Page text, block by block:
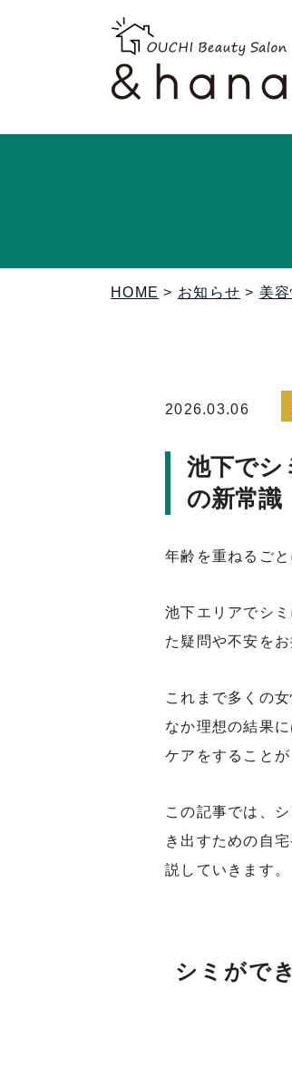
HOME > お知らせ > 美
2026.03.06
池下でシ
の新常識
年齢を重ねるご
池下エリアでシ
た疑問や不安を
これまで多くの
なか理想の結果
ケアをすること
この記事では、
き出すための自
説していきます。
シミがで